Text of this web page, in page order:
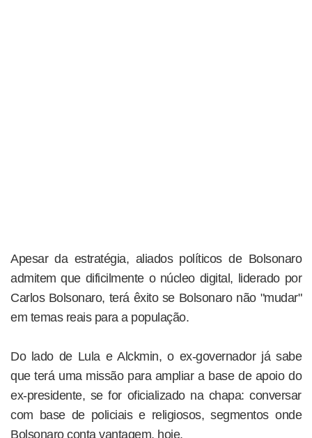
Apesar da estratégia, aliados políticos de Bolsonaro
admitem que dificilmente o núcleo digital, liderado por
Carlos Bolsonaro, terá êxito se Bolsonaro não "mudar"
em temas reais para a população.
Do lado de Lula e Alckmin, o ex-governador já sabe
que terá uma missão para ampliar a base de apoio do
ex-presidente, se for oficializado na chapa: conversar
com base de policiais e religiosos, segmentos onde
Bolsonaro conta vantagem, hoje.